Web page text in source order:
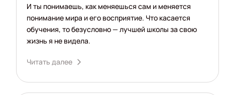
И ты понимаешь, как меняешься сам и меняется
понимание мира и его восприятие. Что касается
обучения, то безусловно — лучшей школы за свою
жизнь я не видела.
Читать далее